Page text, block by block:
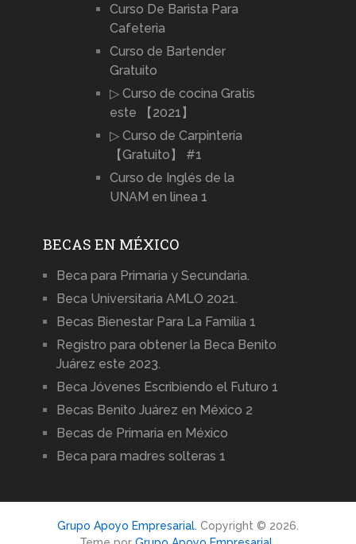
Curso De Barista Para
Cafeteria
Curso de Bartender
Gratuito
▷ Curso de cocina Gratis
este 【2021】
▷ Curso de Carpintería
【Gratuito】 #1
Curso de Inglés de la
UNAM en linea 1
BECAS EN MÉXICO
Beca para Primaria y Secundaria.
Beca Universitaria AMLO 2021.
Becas Bienestar Para La Familia 1
Registro para obtener la Beca Benito
Juárez este 2023.
Beca Jóvenes Escribiendo el Futuro 1
Becas Benito Juárez en México 2
Becas de Primaria en México
Beca para madres solteras 1
Grupo Apoyo Empresarial. Copyright © 2026.